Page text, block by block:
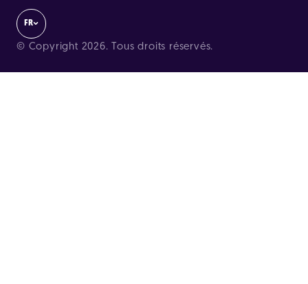
FR
© Copyright 2026. Tous droits réservés.